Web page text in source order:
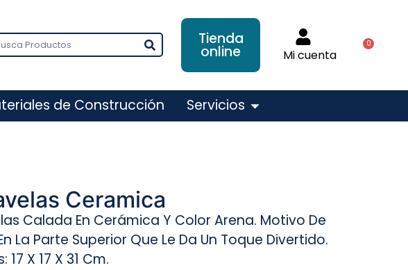
Tienda
online Mi cuenta
0
de Construcción Servicios
Ceramica
Calada En Cerámica Y Color Arena. Motivo De
La Parte Superior Que Le Da Un Toque Divertido.
17 X 17 X 31 Cm.